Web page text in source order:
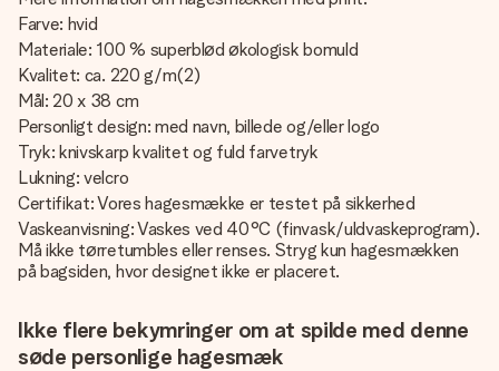
Farve: hvid
Materiale: 100 % superblød økologisk bomuld
Kvalitet: ca. 220 g/m(2)
Mål: 20 x 38 cm
Personligt design: med navn, billede og/eller logo
Tryk: knivskarp kvalitet og fuld farvetryk
Lukning: velcro
Certifikat: Vores hagesmække er testet på sikkerhed
Vaskeanvisning: Vaskes ved 40°C (finvask/uldvaskeprogram).
Må ikke tørretumbles eller renses. Stryg kun hagesmækken
på bagsiden, hvor designet ikke er placeret.
Ikke flere bekymringer om at spilde med denne
søde personlige hagesmæk